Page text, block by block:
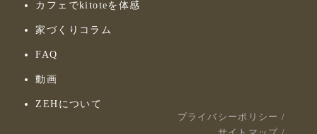
カフェでkitoteを体感
家づくりコラム
FAQ
動画
ZEHについて
プライバシーポリシー /